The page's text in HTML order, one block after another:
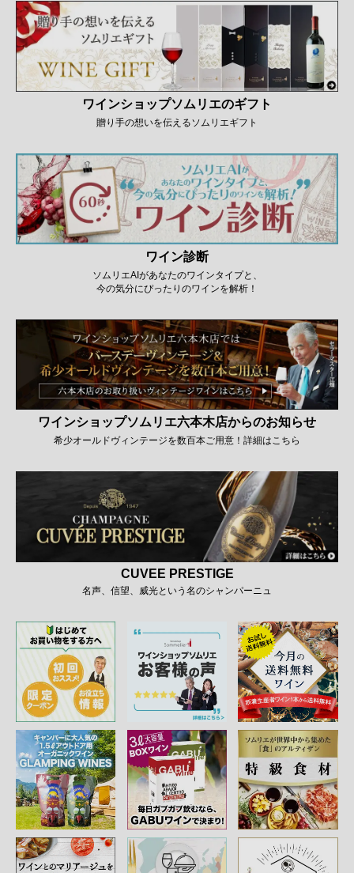
ワインショップソムリエのギフト
贈り手の想いを伝えるソムリエギフト
ワイン診断
ソムリエAIがあなたのワインタイプと、
今の気分にぴったりのワインを解析！
ワインショップソムリエ六本木店からのお知らせ
希少オールドヴィンテージを数百本ご用意！詳細はこちら
CUVEE PRESTIGE
名声、信望、威光という名のシャンパーニュ